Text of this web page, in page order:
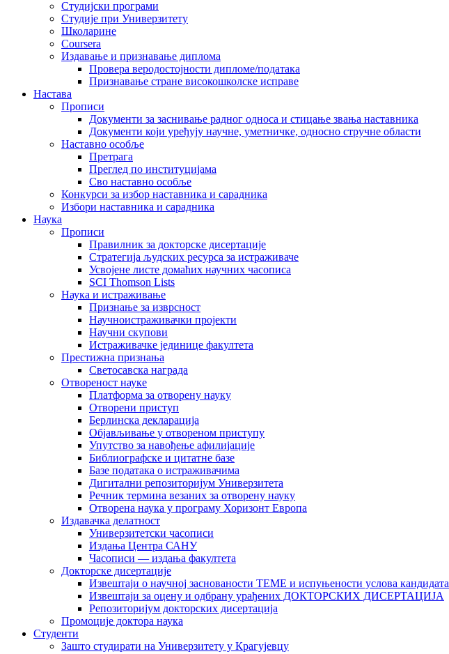
Студијски програми
Студије при Универзитету
Школарине
Coursera
Издавање и признавање диплома
Провера веродостојности дипломе/података
Признавање стране високошколске исправе
Настава
Прописи
Документи за заснивање радног односа и стицање звања наставника
Документи који уређују научне, уметничке, односно стручне области
Наставно особље
Претрага
Преглед по институцијама
Сво наставно особље
Конкурси за избор наставника и сарадника
Избори наставника и сарадника
Наука
Прописи
Правилник за докторске дисертације
Стратегија људских ресурса за истраживаче
Усвојене листе домаћих научних часописа
SCI Thomson Lists
Наука и истраживање
Признање за изврсност
Научноистраживачки пројекти
Научни скупови
Истраживачке јединице факултета
Престижна признања
Светосавска награда
Отвореност науке
Платформа за отворену науку
Отворени приступ
Берлинска декларација
Објављивање у отвореном приступу
Упутство за навођење афилијације
Библиографске и цитатне базе
Базе података о истраживачима
Дигитални репозиторијум Универзитета
Рeчник термина везаних за отворену науку
Отворена наука у програму Хоризонт Европа
Издавачка делатност
Универзитетски часописи
Издања Центра САНУ
Часописи — издања факултета
Докторске дисертације
Извештаји о научној заснованости ТЕМЕ и испуњености услова кандидата
Извештаји за оцену и одбрану урађених ДОКТОРСКИХ ДИСЕРТАЦИЈА
Репозиторијум докторских дисертација
Промоције доктора наука
Студенти
Зашто студирати на Универзитету у Крагујевцу